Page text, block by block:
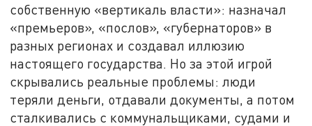
собственную «вертикаль власти»: назначал
«премьеров», «послов», «губернаторов» в
разных регионах и создавал иллюзию
настоящего государства. Но за этой игрой
скрывались реальные проблемы: люди
теряли деньги, отдавали документы, а потом
сталкивались с коммунальщиками, судами и